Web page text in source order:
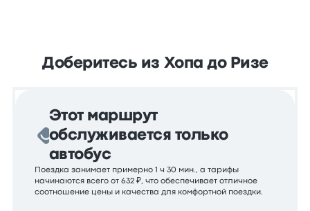
Доберитесь из Хопа до Ризе
Этот маршрут
обслуживается только
автобус
Поездка занимает примерно 1 ч 30 мин., а тарифы
начинаются всего от 632 ₽, что обеспечивает отличное
соотношение цены и качества для комфортной поездки.